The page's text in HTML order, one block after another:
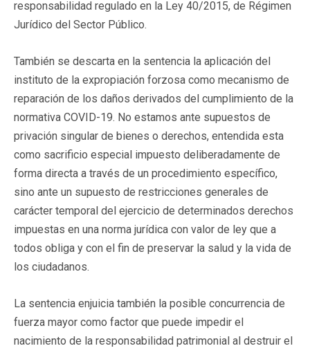
responsabilidad regulado en la Ley 40/2015, de Régimen
Jurídico del Sector Público.
También se descarta en la sentencia la aplicación del
instituto de la expropiación forzosa como mecanismo de
reparación de los daños derivados del cumplimiento de la
normativa COVID-19. No estamos ante supuestos de
privación singular de bienes o derechos, entendida esta
como sacrificio especial impuesto deliberadamente de
forma directa a través de un procedimiento específico,
sino ante un supuesto de restricciones generales de
carácter temporal del ejercicio de determinados derechos
impuestas en una norma jurídica con valor de ley que a
todos obliga y con el fin de preservar la salud y la vida de
los ciudadanos.
La sentencia enjuicia también la posible concurrencia de
fuerza mayor como factor que puede impedir el
nacimiento de la responsabilidad patrimonial al destruir el